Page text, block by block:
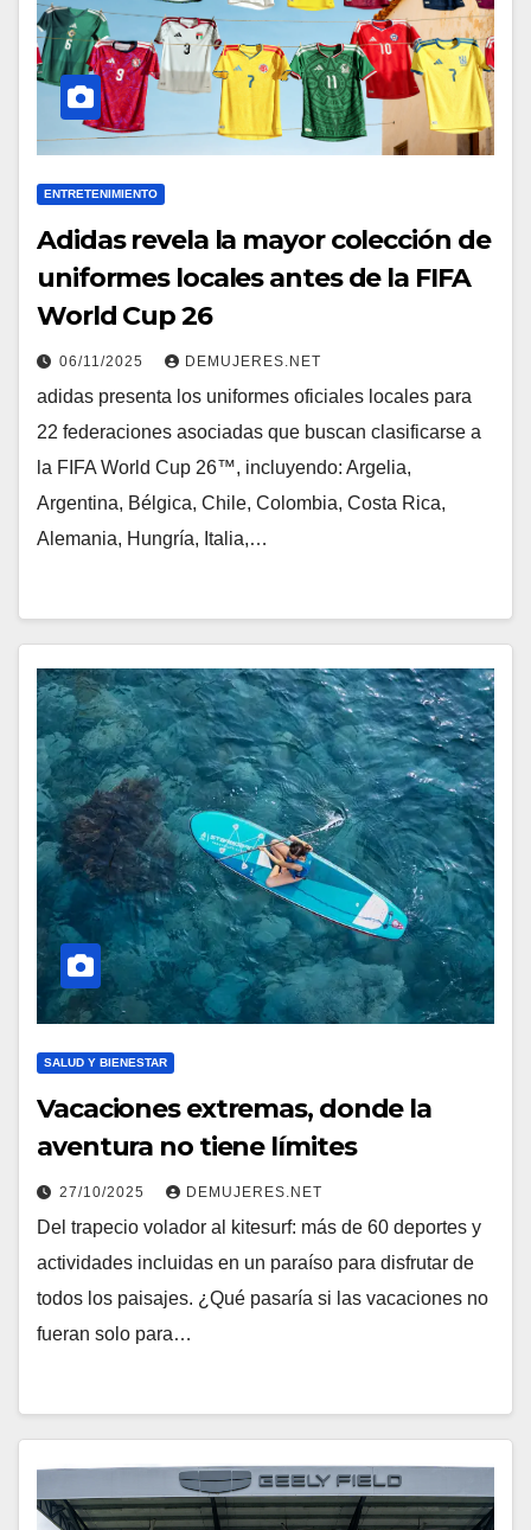
ENTRETENIMIENTO
Adidas revela la mayor colección de
uniformes locales antes de la FIFA
World Cup 26
06/11/2025 DEMUJERES.NET
adidas presenta los uniformes oficiales locales para
22 federaciones asociadas que buscan clasificarse a
la FIFA World Cup 26™, incluyendo: Argelia,
Argentina, Bélgica, Chile, Colombia, Costa Rica,
Alemania, Hungría, Italia,…
SALUD Y BIENESTAR
Vacaciones extremas, donde la
aventura no tiene límites
27/10/2025 DEMUJERES.NET
Del trapecio volador al kitesurf: más de 60 deportes y
actividades incluidas en un paraíso para disfrutar de
todos los paisajes. ¿Qué pasaría si las vacaciones no
fueran solo para…